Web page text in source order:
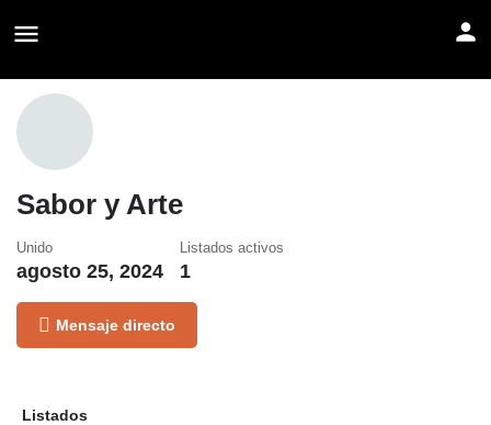
Sabor y Arte
Unido
agosto 25, 2024
Listados activos
1
Mensaje directo
Listados